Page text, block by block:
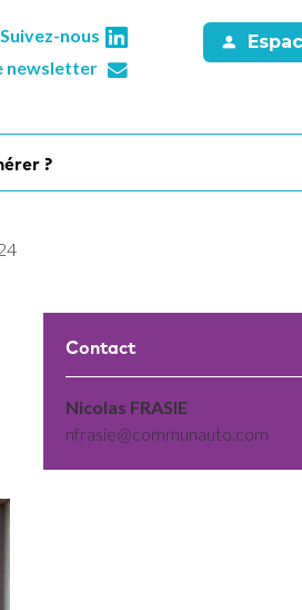
Suivez-nous
newsletter
?
Contact
Nicolas FRASIE
nfrasie@communauto.com